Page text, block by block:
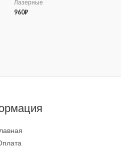
Лазерные
960₽